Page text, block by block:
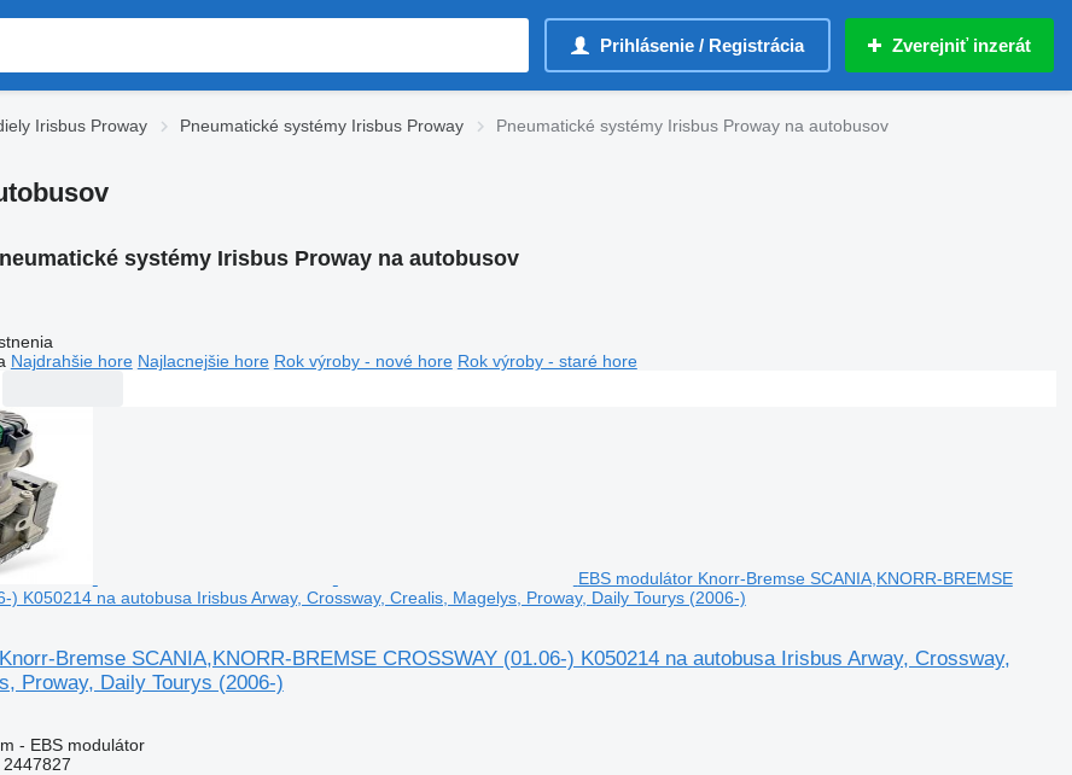
Prihlásenie / Registrácia Zverejniť inzerát
Irisbus Proway Pneumatické systémy Irisbus Proway Pneumatické systémy Irisbus Proway na autobusov
systémy Irisbus Proway na autobusov
Najdrahšie hore Najlacnejšie hore Rok výroby - nové hore Rok výroby - staré hore
EBS modulátor Knorr-Bremse SCANIA,KNORR-BREMSE
) K050214 na autobusa Irisbus Arway, Crossway, Crealis, Magelys, Proway, Daily Tourys (2006-)
Bremse SCANIA,KNORR-BREMSE CROSSWAY (01.06-) K050214 na autobusa Irisbus Arway, Crossway,
Proway, Daily Tourys (2006-)
- EBS modulátor